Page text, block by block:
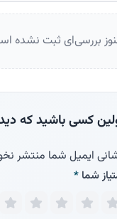
بررسی‌ای ثبت نشده
کسی باشید که
ایمیل شما منتشر
شما *